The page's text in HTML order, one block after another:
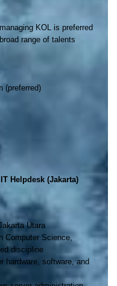
KOL is preferred
range of talents
(preferred)
Helpdesk (Jakarta)
Utara
Computer Science,
discipline
hardware, software, and